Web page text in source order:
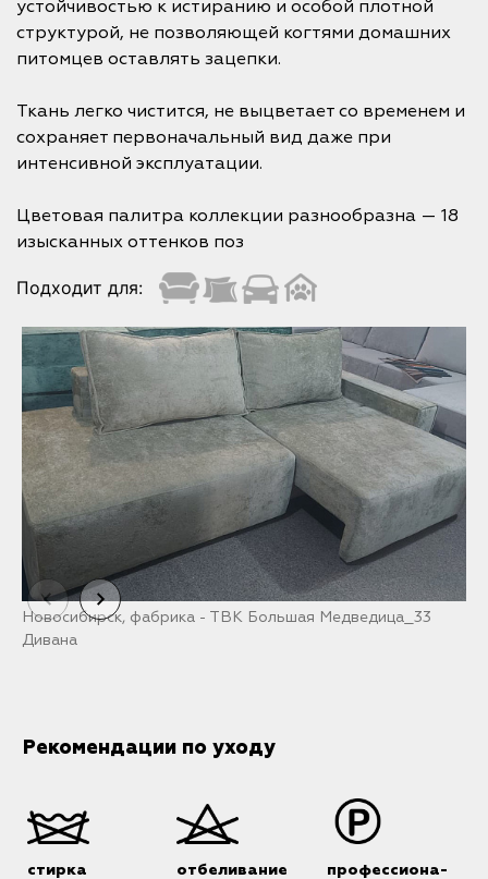
устойчивостью к истиранию и особой плотной
структурой, не позволяющей когтями домашних
питомцев оставлять зацепки.
Ткань легко чистится, не выцветает со временем и
сохраняет первоначальный вид даже при
интенсивной эксплуатации.
Цветовая палитра коллекции разнообразна — 18
изысканных оттенков поз
Подходит для:
Новосибирск, фабрика - ТВК Большая Медведица_33
Дивана
Рекомендации по уходу
стирка
отбеливание
профессиона-